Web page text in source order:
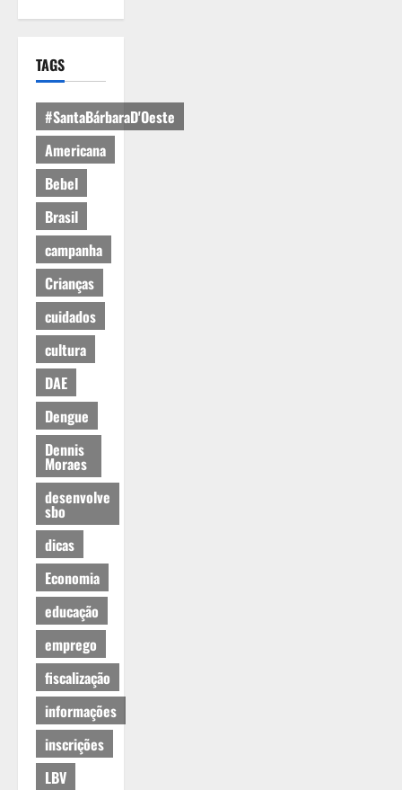
TAGS
#SantaBárbaraD'Oeste
Americana
Bebel
Brasil
campanha
Crianças
cuidados
cultura
DAE
Dengue
Dennis
Moraes
desenvolve
sbo
dicas
Economia
educação
emprego
fiscalização
informações
inscrições
LBV